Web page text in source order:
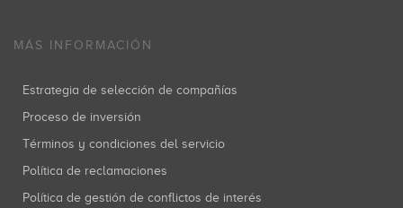
MÁS INFORMACIÓN
Estrategia de selección de compañías
Proceso de inversión
Términos y condiciones del servicio
Política de reclamaciones
Política de gestión de conflictos de interés